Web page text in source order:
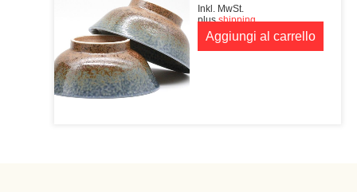
Inkl. MwSt.
plusshipping
Aggiungi al carrello